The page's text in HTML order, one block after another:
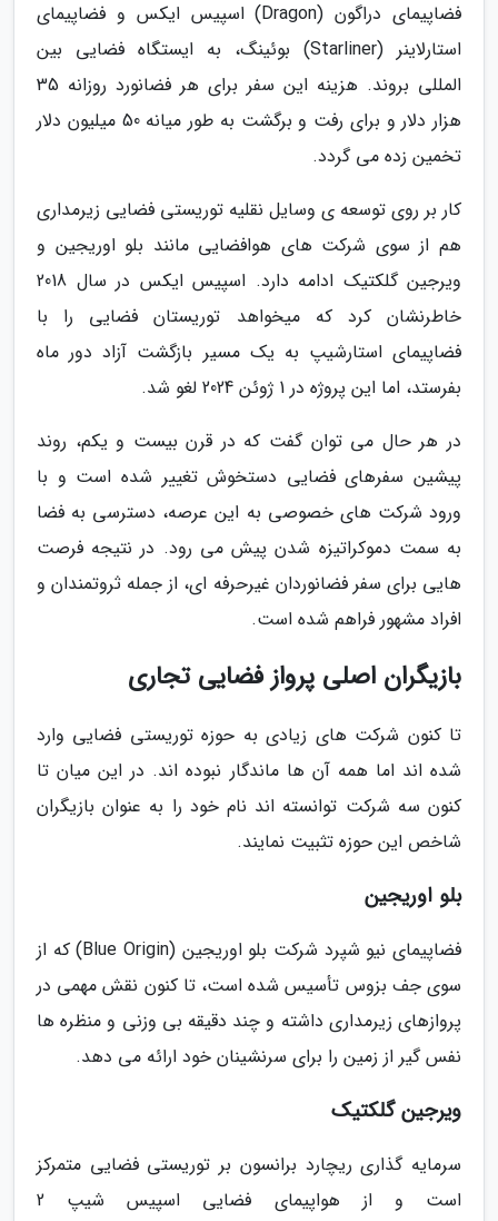
فضاپیمای دراگون (Dragon) اسپیس ایکس و فضاپیمای
استارلاینر (Starliner) بوئینگ، به ایستگاه فضایی بین
المللی بروند. هزینه این سفر برای هر فضانورد روزانه 35
هزار دلار و برای رفت و برگشت به طور میانه 50 میلیون دلار
تخمین زده می گردد.
کار بر روی توسعه ی وسایل نقلیه توریستی فضایی زیرمداری
هم از سوی شرکت های هوافضایی مانند بلو اوریجین و
ویرجین گلکتیک ادامه دارد. اسپیس ایکس در سال 2018
خاطرنشان کرد که میخواهد توریستان فضایی را با
فضاپیمای استارشیپ به یک مسیر بازگشت آزاد دور ماه
بفرستد، اما این پروژه در 1 ژوئن 2024 لغو شد.
در هر حال می توان گفت که در قرن بیست و یکم، روند
پیشین سفرهای فضایی دستخوش تغییر شده است و با
ورود شرکت های خصوصی به این عرصه، دسترسی به فضا
به سمت دموکراتیزه شدن پیش می رود. در نتیجه فرصت
هایی برای سفر فضانوردان غیرحرفه ای، از جمله ثروتمندان و
افراد مشهور فراهم شده است.
بازیگران اصلی پرواز فضایی تجاری
تا کنون شرکت های زیادی به حوزه توریستی فضایی وارد
شده اند اما همه آن ها ماندگار نبوده اند. در این میان تا
کنون سه شرکت توانسته اند نام خود را به عنوان بازیگران
شاخص این حوزه تثبیت نمایند.
بلو اوریجین
فضاپیمای نیو شپرد شرکت بلو اوریجین (Blue Origin) که از
سوی جف بزوس تأسیس شده است، تا کنون نقش مهمی در
پروازهای زیرمداری داشته و چند دقیقه بی وزنی و منظره ها
نفس گیر از زمین را برای سرنشینان خود ارائه می دهد.
ویرجین گلکتیک
سرمایه گذاری ریچارد برانسون بر توریستی فضایی متمرکز
است و از هواپیمای فضایی اسپیس شیپ 2